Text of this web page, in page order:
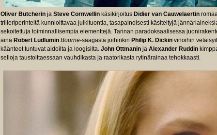
Oliver Butcherin ja Steve Cornwellin käsikirjoitus Didier van Cauwelaertin
trilleriperinteitä kunnioittavaa julkituontia, tasapainoisesti käsiteltyjä
sekoitettuja toiminnallisempia elementtejä. Tarinan paradoksaalisessa
aina Robert Ludlumin Bourne-saagasta joihinkin Philip K. Dickin vinoihin
käänteet tuntuvat aidoilta ja loogisilta. John Ottmanin ja Alexander Ruddin
selloja taustoittaessaan vauhdikasta ja raatorikasta rytinärainaa tehokkaasti.